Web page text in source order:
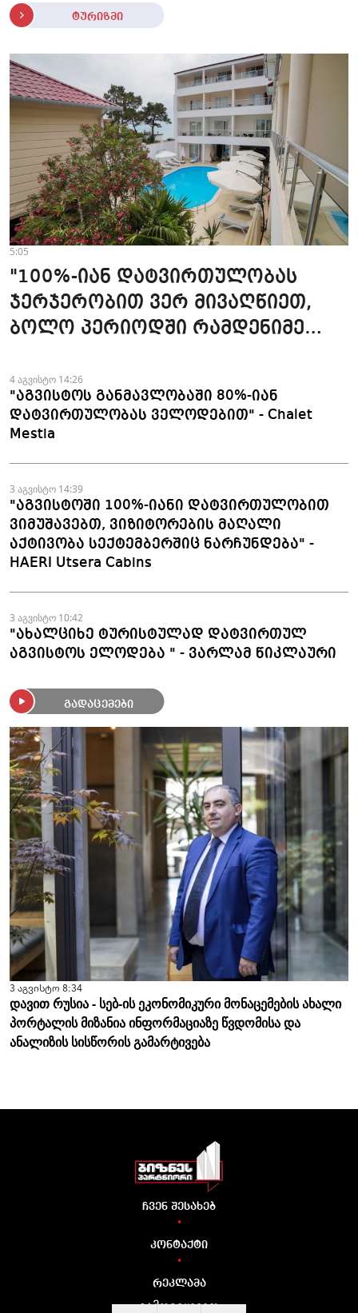
ტურიზმი
5:05
"100%-იან დატვირთულობას
ჯერჯერობით ვერ მივაღწიეთ,
ბოლო პერიოდში რამდენიმე
Beach Club
4 აგვისტო 14:26
"აგვისტოს განმავლობაში 80%-იან
დატვირთულობას ველოდებით" - Chalet
Mestia
3 აგვისტო 14:39
"აგვისტოში 100%-იანი დატვირთულობით
ვიმუშავებთ, ვიზიტორების მაღალი
აქტივობა სექტემბერშიც ნარჩუნდება" -
HAERI Utsera Cabins
3 აგვისტო 10:42
"ახალციხე ტურისტულად დატვირთულ
აგვისტოს ელოდება " - ვარლამ წიკლაური
გადაცემები
3 აგვისტო 8:34
დავით რუსია - სებ-ის ეკონომიკური მონაცემების ახალი
პორტალის მიზანია ინფორმაციაზე წვდომისა და
ანალიზის სისწორის გამარტივება
ჩვენ შესახებ
•
კონტაქტი
•
რეკლამა
გამოგვყევით